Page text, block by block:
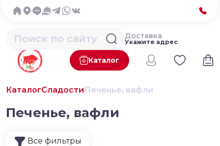
Каталог
Доставка
Укажите адрес
КаталогСладостиПеченье, вафли
Печенье, вафли
Все фильтры